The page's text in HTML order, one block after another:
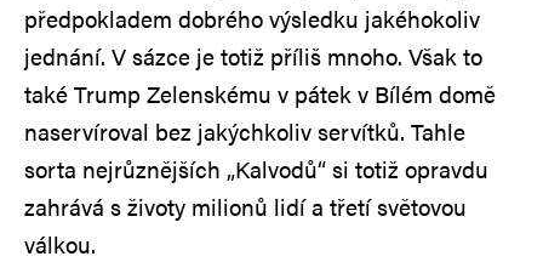
předpokladem dobrého výsledku jakéhokoliv
jednání. V sázce je totiž příliš mnoho. Však to
také Trump Zelenskému v pátek v Bílém domě
naservíroval bez jakýchkoliv servítků. Tahle
sorta nejrůznějších „Kalvodů“ si totiž opravdu
zahrává s životy milionů lidí a třetí světovou
válkou.